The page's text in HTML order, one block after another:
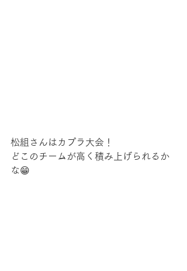
松組さんはカプラ大会！
どこのチームが高く積み上げられるか
な😁